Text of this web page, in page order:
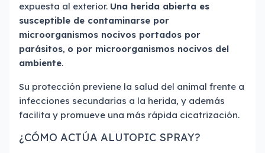
expuesta al exterior. Una herida abierta es
susceptible de contaminarse por
microorganismos nocivos portados por
parásitos, o por microorganismos nocivos del
ambiente.
Su protección previene la salud del animal frente a
infecciones secundarias a la herida, y además
facilita y promueve una más rápida cicatrización.
¿CÓMO ACTÚA ALUTOPIC SPRAY?